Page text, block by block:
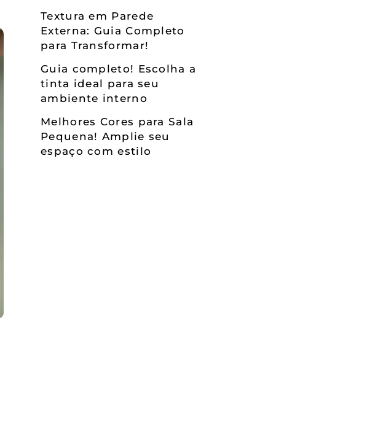
Textura em Parede
Externa: Guia Completo
para Transformar!
Guia completo! Escolha a
tinta ideal para seu
ambiente interno
Melhores Cores para Sala
Pequena! Amplie seu
espaço com estilo